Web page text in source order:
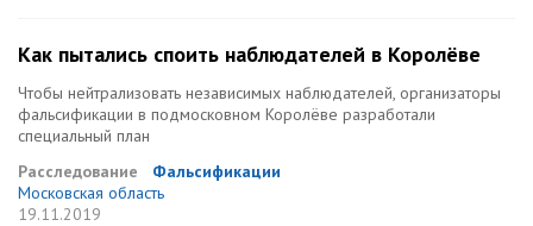
Как пытались споить наблюдателей в Королёве
Чтобы нейтрализовать независимых наблюдателей, организаторы
фальсификации в подмосковном Королёве разработали
специальный план
Расследование
Фальсификации
Московская область
19.11.2019